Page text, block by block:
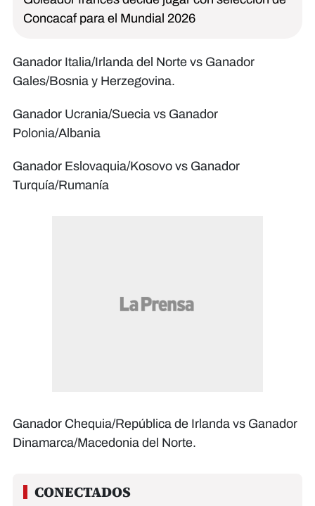
Concacaf para el Mundial 2026
Ganador Italia/Irlanda del Norte vs Ganador
Gales/Bosnia y Herzegovina.
Ganador Ucrania/Suecia vs Ganador
Polonia/Albania
Ganador Eslovaquia/Kosovo vs Ganador
Turquía/Rumanía
Ganador Chequia/República de Irlanda vs Ganador
Dinamarca/Macedonia del Norte.